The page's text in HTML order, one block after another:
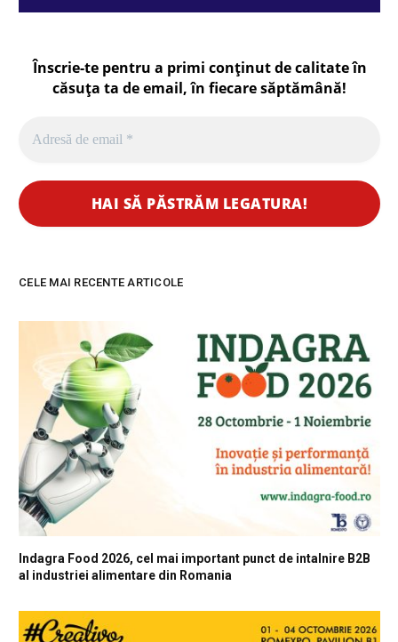
Înscrie-te pentru a primi conținut de calitate în
căsuța ta de email, în fiecaresăptămână!
CELE MAI RECENTE ARTICOLE
Indagra Food 2026, cel mai important punct de intalnire B2B
al industriei alimentare din Romania